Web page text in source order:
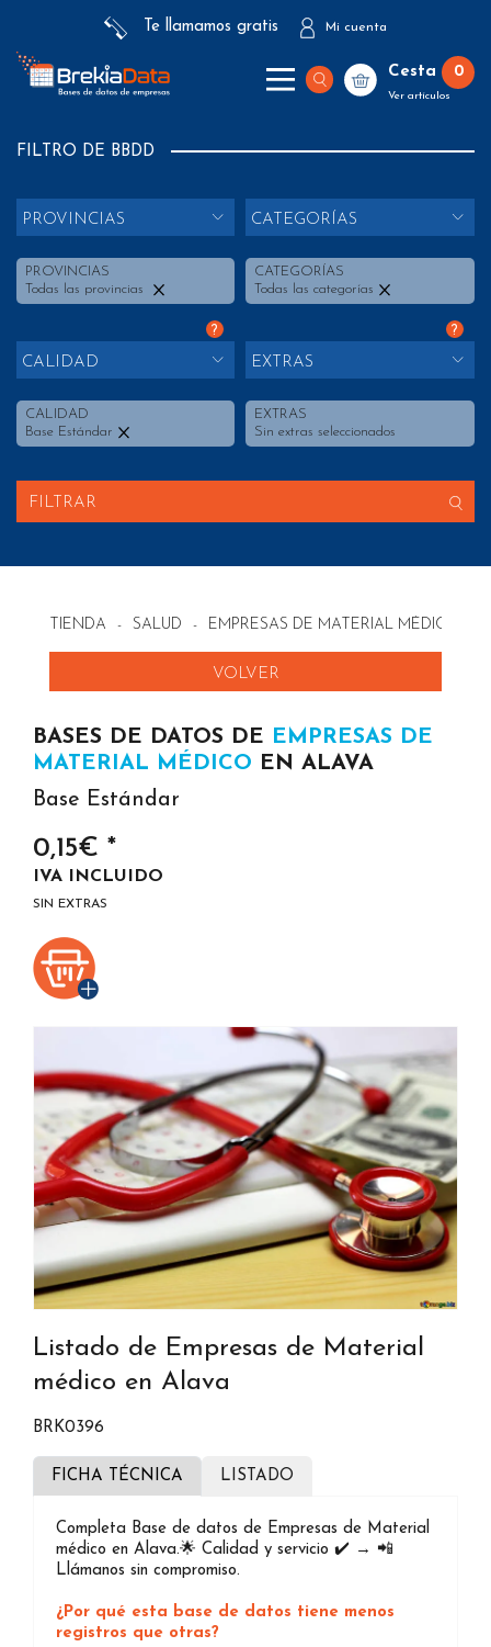
Te llamamos gratis Mi cuenta
Cesta 0
Ver artículos
FILTRO DE BBDD
PROVINCIAS
PROVINCIAS
Todas las provincias
CATEGORÍAS
CATEGORÍAS
Todas las categorías
?
CALIDAD
CALIDAD
Base Estándar
?
EXTRAS
EXTRAS
Sin extras seleccionados
FILTRAR
TIENDA - SALUD - EMPRESAS DE MATERIAL MÉDICO EN
VOLVER
BASES DE DATOS DE EMPRESAS DE
MATERIAL MÉDICO EN ALAVA
Base Estándar
0,15€ *
IVA INCLUIDO
SIN EXTRAS
Listado de Empresas de Material
médico en Alava
BRK0396
FICHA TÉCNICA LISTADO
Completa Base de datos de Empresas de Material
médico en Alava.🌟 Calidad y servicio ✔️ → 📲
Llámanos sin compromiso.
¿Por qué esta base de datos tiene menos
registros que otras?